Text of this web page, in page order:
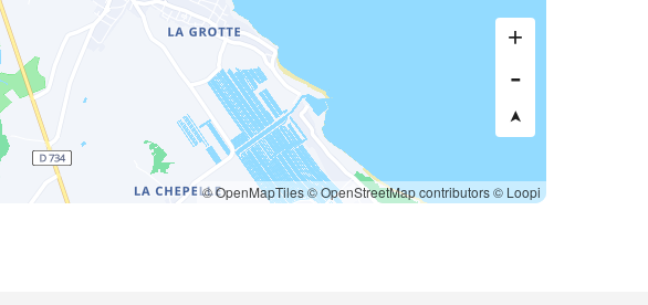
© OpenMapTiles© OpenStreetMap contributors© Loopi